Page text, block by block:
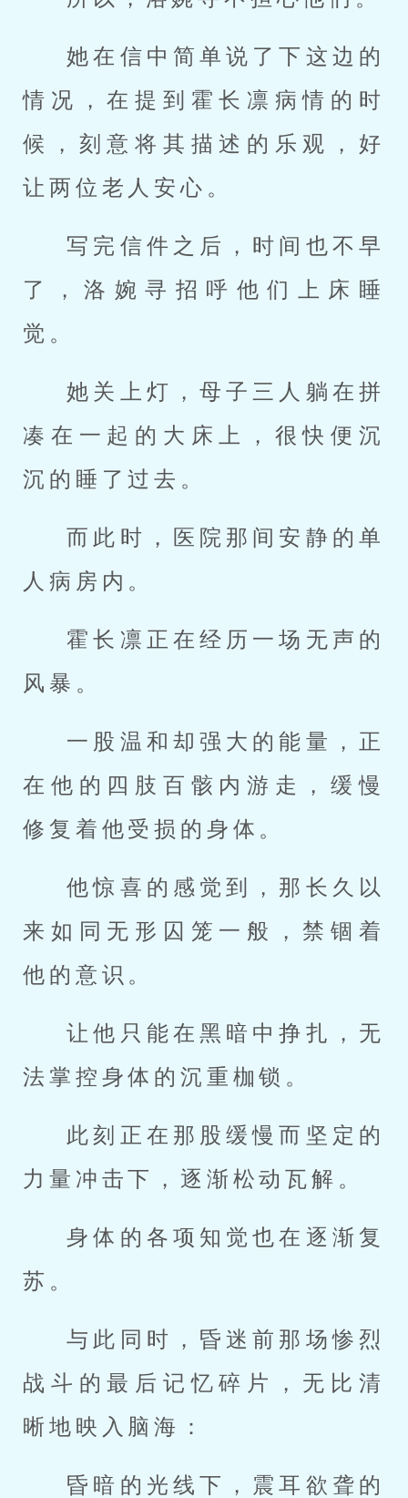
她在信中简单说了下这边的
情况，在提到霍长凛病情的时
候，刻意将其描述的乐观，好
让两位老人安心。
写完信件之后，时间也不早
了，洛婉寻招呼他们上床睡
觉。
她关上灯，母子三人躺在拼
凑在一起的大床上，很快便沉
沉的睡了过去。
而此时，医院那间安静的单
人病房内。
霍长凛正在经历一场无声的
风暴。
一股温和却强大的能量，正
在他的四肢百骸内游走，缓慢
修复着他受损的身体。
他惊喜的感觉到，那长久以
来如同无形囚笼一般，禁锢着
他的意识。
让他只能在黑暗中挣扎，无
法掌控身体的沉重枷锁。
此刻正在那股缓慢而坚定的
力量冲击下，逐渐松动瓦解。
身体的各项知觉也在逐渐复
苏。
与此同时，昏迷前那场惨烈
战斗的最后记忆碎片，无比清
晰地映入脑海：
昏暗的光线下，震耳欲聋的